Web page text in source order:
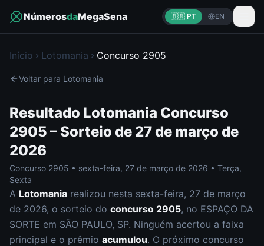
NúmerosdaMegaSena 🇧🇷 PT EN
Início Lotomania Concurso 2905
Voltar para Lotomania
Resultado Lotomania Concurso
2905 – Sorteio de 27 de março de
2026
Concurso 2905 • sexta-feira, 27 de março de 2026 • Terça,
Sexta
A Lotomania realizou nesta sexta-feira, 27 de março
de 2026, o sorteio do concurso 2905, no ESPAÇO DA
SORTE em SÃO PAULO, SP. Ninguém acertou a faixa
principal e o prêmio acumulou. O próximo concurso